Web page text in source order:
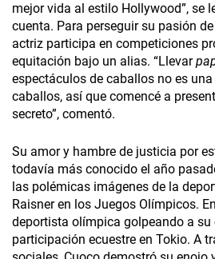
mejor vida al estilo Hollywood”, se
cuenta. Para perseguir su pasión
actriz participa en competiciones
equitación bajo un alias. “Llevar
espectáculos de caballos no es
caballos, así que comencé a
secreto”, comentó.
Su amor y hambre de justicia por
todavía más conocido el año
las polémicas imágenes de la
Raisner en los Juegos Olímpicos.
deportista olímpica golpeando a su
participación ecuestre en Tokio. A